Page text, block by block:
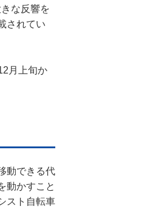
な反響を
されてい
月上旬か
動できる代
動かすこと
スト自転車